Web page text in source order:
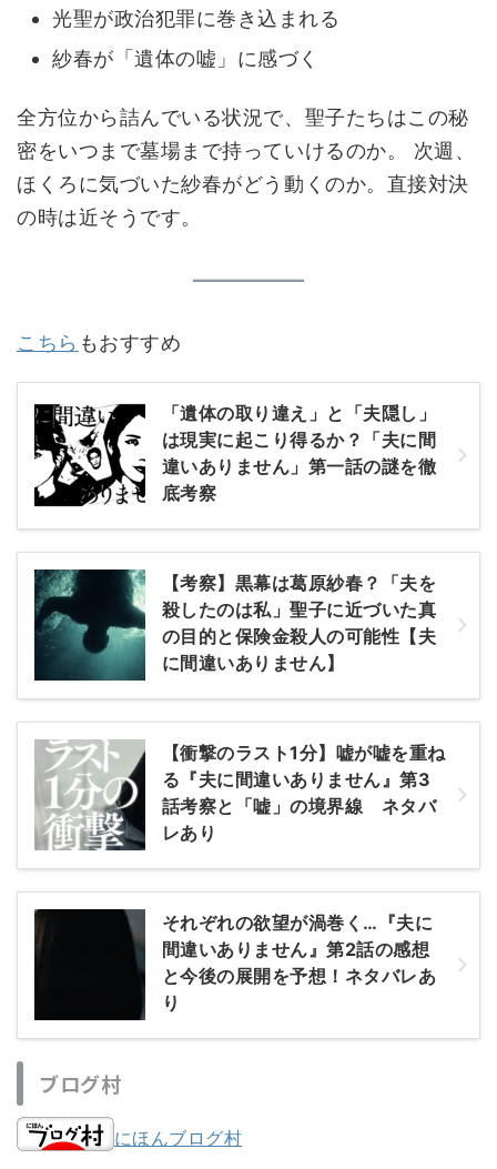
光聖が政治犯罪に巻き込まれる
紗春が「遺体の嘘」に感づく
全方位から詰んでいる状況で、聖子たちはこの秘
密をいつまで墓場まで持っていけるのか。 次週、
ほくろに気づいた紗春がどう動くのか。直接対決
の時は近そうです。
こちら もおすすめ
「遺体の取り違え」と「夫隠し」
は現実に起こり得るか？「夫に間
違いありません」第一話の謎を徹
底考察
【考察】黒幕は葛原紗春？「夫を
殺したのは私」聖子に近づいた真
の目的と保険金殺人の可能性【夫
に間違いありません】
【衝撃のラスト1分】嘘が嘘を重ね
る『夫に間違いありません』第3
話考察と「嘘」の境界線 ネタバ
レあり
それぞれの欲望が渦巻く…『夫に
間違いありません』第2話の感想
と今後の展開を予想！ネタバレあ
り
ブログ村
にほんブログ村